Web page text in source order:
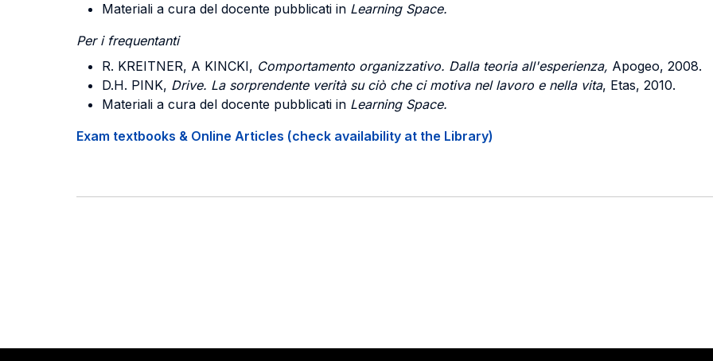
Materiali a cura del docente pubblicati in Learning Space.
Per i frequentanti
R. KREITNER, A KINCKI, Comportamento organizzativo. Dalla teoria all'esperienza, Apogeo, 2008.
D.H. PINK, Drive. La sorprendente verità su ciò che ci motiva nel lavoro e nella vita, Etas, 2010.
Materiali a cura del docente pubblicati in Learning Space.
Exam textbooks & Online Articles (check availability at the Library)